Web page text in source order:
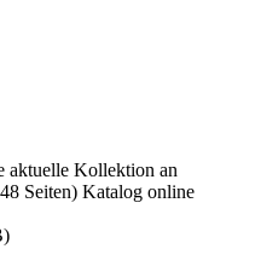
aktuelle Kollektion an
Seiten) Katalog online